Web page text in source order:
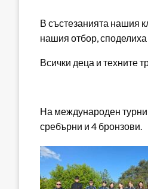
В състезанията нашия
нашия отбор,
Всички деца и техните
На международен
сребърни и 4 бронзови.